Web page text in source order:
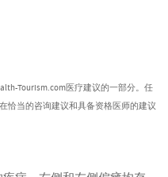
Tourism.com医疗建议的一部分。任
恰当的咨询建议和具备资格医师的建议